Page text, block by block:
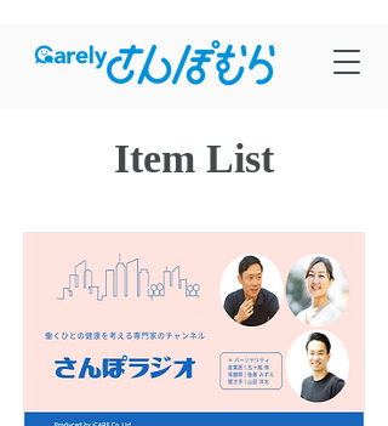
Item List